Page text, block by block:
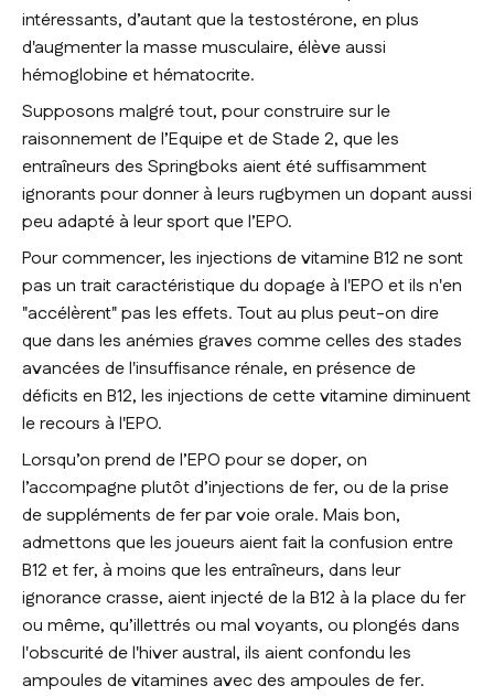
intéressants, d’autant que la testostérone, en plus
d'augmenter la masse musculaire, élève aussi
hémoglobine et hématocrite.
Supposons malgré tout, pour construire sur le
raisonnement del’Equipeet deStade 2, que les
entraîneurs des Springboks aient été suffisamment
ignorants pour donner à leurs rugbymen un dopant aussi
peu adapté à leur sport que l’EPO.
Pour commencer, les injections de vitamine B12 ne sont
pas un trait caractéristique du dopage à l'EPO et ils n'en
"accélèrent" pas les effets. Tout au plus peut-on dire
que dans les anémies graves comme celles des stades
avancées de l'insuffisance rénale, en présence de
déficits en B12, les injections de cette vitamine diminuent
le recours à l'EPO.
Lorsqu’on prend de l’EPO pour se doper, on
l’accompagne plutôt d’injections de fer, ou de la prise
de suppléments de fer par voie orale. Mais bon,
admettons que les joueurs aient fait la confusion entre
B12 et fer, à moins que les entraîneurs, dans leur
ignorance crasse, aient injecté de la B12 à la place du fer
ou même, qu’illettrés ou mal voyants, ou plongés dans
l'obscurité de l'hiver austral, ils aient confondu les
ampoules de vitamines avec des ampoules de fer.